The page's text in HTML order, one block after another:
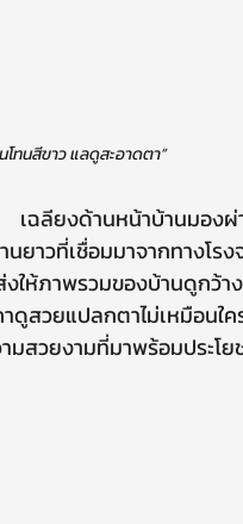
โทนสีขาว แลดูสะอาดตา”
นยาวที่เชื่อมมาจากทางโ
งให้ภาพรวมของบ้านดูกว้
ดูสวยแปลกตาไม่เหมือนใ
มสวยงามที่มาพร้อมประโย